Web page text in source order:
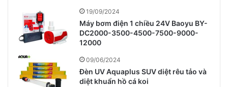
19/09/2024
Máy bơm điện 1 chiều 24V Baoyu BY-
DC2000-3500-4500-7500-9000-
12000
09/06/2024
Đèn UV Aquaplus SUV diệt rêu tảo và
diệt khuẩn hồ cá koi